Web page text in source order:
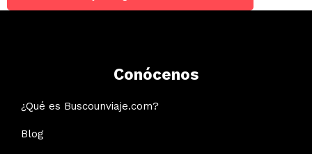
Conócenos
¿Qué es Buscounviaje.com?
Blog